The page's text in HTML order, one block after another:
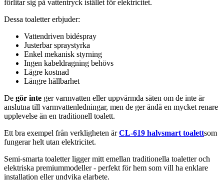
förlitar sig på vattentryck istället för elektricitet.
Dessa toaletter erbjuder:
Vattendriven bidéspray
Justerbar spraystyrka
Enkel mekanisk styrning
Ingen kabeldragning behövs
Lägre kostnad
Längre hållbarhet
De gör inte ger varmvatten eller uppvärmda säten om de inte är
anslutna till varmvattenledningar, men de ger ändå en mycket renare
upplevelse än en traditionell toalett.
Ett bra exempel från verkligheten ärCL-619 halvsmart toalettsom
fungerar helt utan elektricitet.
Semi-smarta toaletter ligger mitt emellan traditionella toaletter och
elektriska premiummodeller - perfekt för hem som vill ha enklare
installation eller undvika elarbete.